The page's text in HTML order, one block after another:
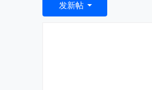
发新帖